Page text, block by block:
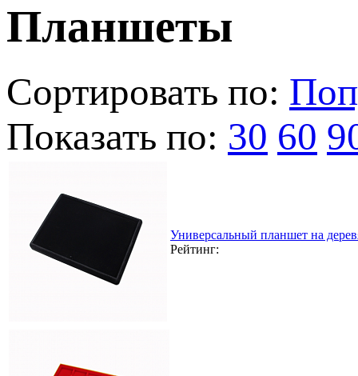
Планшеты
Сортировать по:
Показать по: 30 60
Универсальный планшет на
Рейтинг: